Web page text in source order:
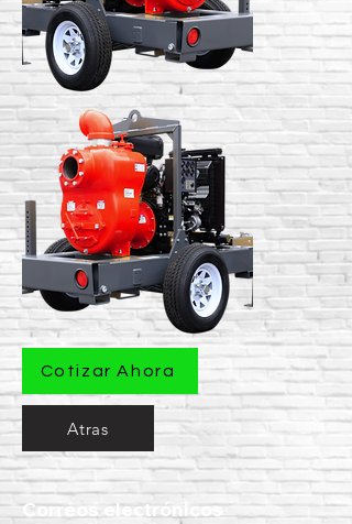
Cotizar Ahora
Atras
Correos electrónicos